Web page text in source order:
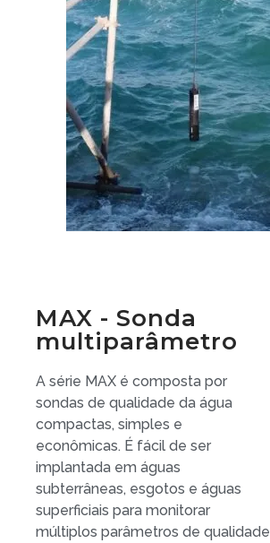
MAX - Sonda
multiparâmetro
A série MAX é composta por
sondas de qualidade da água
compactas, simples e
econômicas. É fácil de ser
implantada em águas
subterrâneas, esgotos e águas
superficiais para monitorar
múltiplos parâmetros de qualidade